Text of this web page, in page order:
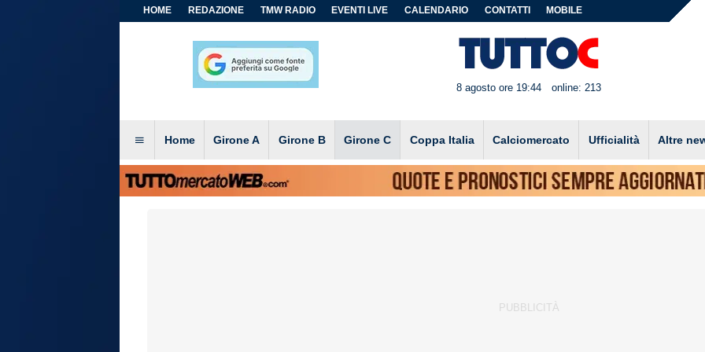
HOME REDAZIONE TMW RADIO EVENTI LIVE CALENDARIO CONTATTI MOBILE
8 agosto ore 19:44 online: 213
Home Girone A Girone B Girone C Coppa Italia Calciomercato Ufficialità Altre